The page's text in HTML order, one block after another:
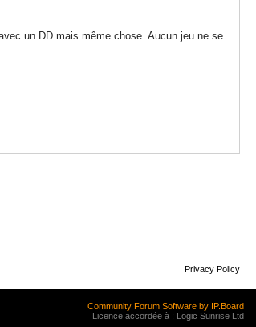
un DD mais même chose. Aucun jeu ne se
Privacy Policy
Community Forum Software by IP.Board
Licence accordée à : Logic Sunrise Ltd